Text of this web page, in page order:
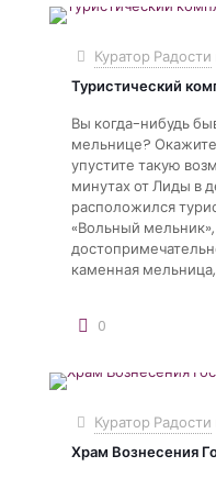
Куратор Радости
Туристический
Вы когда-нибудь
мельнице?
упустите такую
минутах от Лиды в
расположился
«Вольный
каменная
0
Куратор Радости
Храм Вознесения